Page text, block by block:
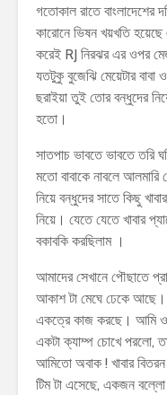
গতোকাল রাতে বাংলাদেশের
কারোনে ভিষন খয়খতি
করেই RJ নিরঝর এর ওপর
যতটুকু বুজেঝি মেয়েটার
ছরাইয়া তুই তোর বন্ধুদের
হতো।
সাতপাচ ভাবতে ভাবতে তরি
মতো বাবাকে নাবলে আলমারি
নিয়ে বন্ধুদের সাতে কিছু
নিয়ে। যেতে যেতে খাবার
বকাবকি করছিলাম ।
আমাদের সেখানে পৌছাতে
আকাশ টা মেঘে ঢেকে আছে।
একত্রে কাজ করছে। আমি ও
একটা ক্যাম্প চোখে পরলো,
আমিতো অবাক ! খাবার
টিম টা এসেছে, একজন